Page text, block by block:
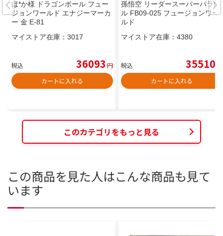
ほ*か様 ドラゴンボール フュー
ジョンワールド エナジーマーカ
ー 金 E-81
マイストア在庫： 3017
税込 36093 円
カートに入れる
孫悟空 リーダースーパーパラレ
ル FB09-025 フュージョンワー
ルド
マイストア在庫： 4380
税込 35510
カートに入れる
このカテゴリをもっと見る
この商品を見た人はこんな商品も見て
います